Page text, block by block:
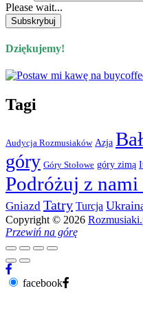
Please wait...
Dziękujemy!
Tagi
Audycja Rozmusiaków Azja
góry Góry Stołowe góry zimą
Podróżuj z
Gniazd Tatry Turcja
Copyright © 2026
Przewiń na górę
facebook